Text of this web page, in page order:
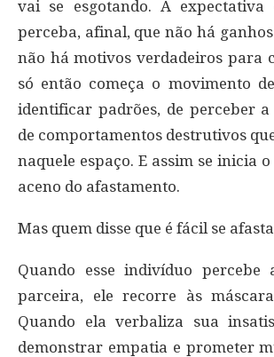
vai se esgotando. A
perceba, afinal, que não há
não há motivos verdadeiros para
só então começa o movimento
identificar padrões, de perceber
de comportamentos destrutivos
naquele espaço. E assim se inicia
aceno do afastamento.
Mas quem disse que é fácil se
Quando esse indivíduo percebe
parceira, ele recorre às
Quando ela verbaliza sua
demonstrar empatia e prometer